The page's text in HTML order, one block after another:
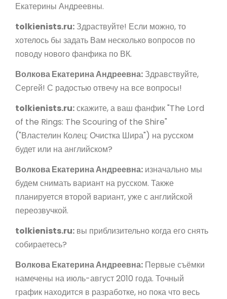
Екатерины Андреевны.
tolkienists.ru: Здраствуйте! Если можно, то
хотелось бы задать Вам несколько вопросов по
поводу нового фанфика по ВК.
Волкова Екатерина Андреевна: Здравствуйте,
Сергей! С радостью отвечу на все вопросы!
tolkienists.ru:скажите, а ваш фанфик "The Lord
of the Rings: The Scouring of the Shire"
("Властелин Колец: Очистка Шира") на русском
будет или на английском?
Волкова Екатерина Андреевна: изначально мы
будем снимать вариант на русском. Также
планируется второй вариант, уже с английской
переозвучкой.
tolkienists.ru: вы приблизительно когда его снять
собираетесь?
Волкова Екатерина Андреевна: Первые съёмки
намечены на июль-август 2010 года. Точный
график находится в разработке, но пока что весь